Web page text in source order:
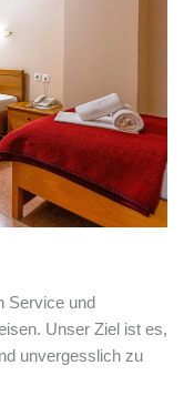
Service und
Unser Ziel ist es,
unvergesslich zu